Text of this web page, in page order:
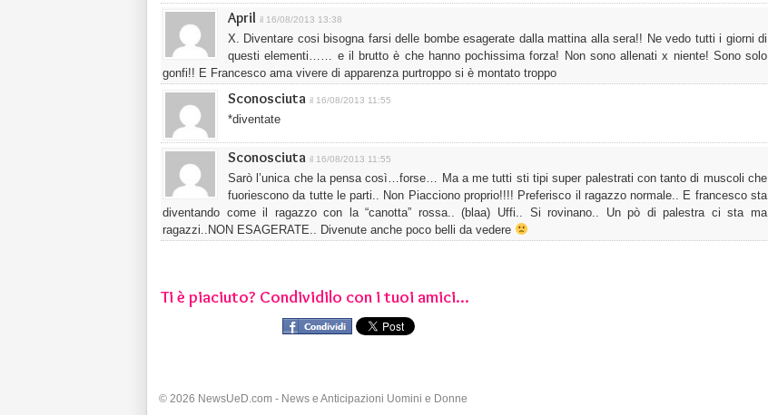
April il 16/08/2013 13:38
X. Diventare cosi bisogna farsi delle bombe esagerate dalla mattina alla sera!! Ne vedo tutti i giorni di
questi elementi…… e il brutto è che hanno pochissima forza! Non sono allenati x niente! Sono solo
gonfi!! E Francesco ama vivere di apparenza purtroppo si è montato troppo
Sconosciuta il 16/08/2013 11:55
*diventate
Sconosciuta il 16/08/2013 11:55
Sarò l’unica che la pensa così…forse… Ma a me tutti sti tipi super palestrati con tanto di muscoli che
fuoriescono da tutte le parti.. Non Piacciono proprio!!!! Preferisco il ragazzo normale.. E francesco sta
diventando come il ragazzo con la “canotta” rossa.. (blaa) Uffi.. Si rovinano.. Un pò di palestra ci sta ma
ragazzi..NON ESAGERATE.. Divenute anche poco belli da vedere
Ti è piaciuto? Condividilo con i tuoi amici...
© 2026 NewsUeD.com - News e Anticipazioni Uomini e Donne